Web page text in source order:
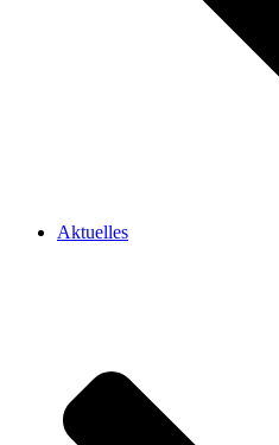
Aktuelles